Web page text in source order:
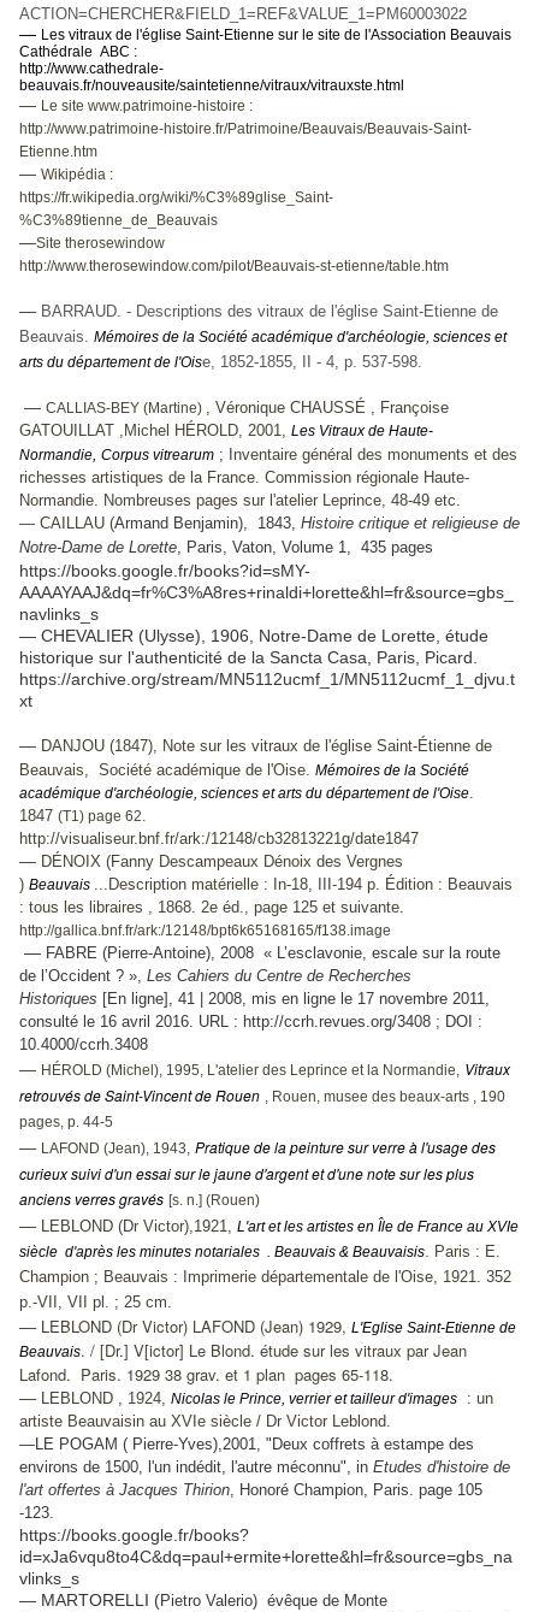
ACTION=CHERCHER&FIELD_1=REF&VALUE_1=PM60003022
— Les vitraux de l'église Saint-Etienne sur le site de l'Association Beauvais
Cathédrale ABC :
http://www.cathedrale-
beauvais.fr/nouveausite/saintetienne/vitraux/vitrauxste.html
— Le site www.patrimoine-histoire :
http://www.patrimoine-histoire.fr/Patrimoine/Beauvais/Beauvais-Saint-
Etienne.htm
— Wikipédia :
https://fr.wikipedia.org/wiki/%C3%89glise_Saint-
%C3%89tienne_de_Beauvais
—Site therosewindow
http://www.therosewindow.com/pilot/Beauvais-st-etienne/table.htm
— BARRAUD. - Descriptions des vitraux de l'église Saint-Etienne de
Beauvais. Mémoires de la Société académique d'archéologie, sciences et
arts du département de l'Oise, 1852-1855, II - 4, p. 537-598.
— CALLIAS-BEY (Martine) , Véronique CHAUSSÉ , Françoise
GATOUILLAT ,Michel HÉROLD, 2001, Les Vitraux de Haute-
Normandie, Corpus vitrearum ; Inventaire général des monuments et des
richesses artistiques de la France. Commission régionale Haute-
Normandie. Nombreuses pages sur l'atelier Leprince, 48-49 etc.
— CAILLAU (Armand Benjamin), 1843, Histoire critique et religieuse de
Notre-Dame de Lorette, Paris, Vaton, Volume 1, 435 pages
https://books.google.fr/books?id=sMY-
AAAAYAAJ&dq=fr%C3%A8res+rinaldi+lorette&hl=fr&source=gbs_
navlinks_s
— CHEVALIER (Ulysse), 1906, Notre-Dame de Lorette, étude
historique sur l'authenticité de la Sancta Casa, Paris, Picard.
https://archive.org/stream/MN5112ucmf_1/MN5112ucmf_1_djvu.t
xt
— DANJOU (1847), Note sur les vitraux de l'église Saint-Étienne de
Beauvais, Société académique de l'Oise. Mémoires de la Société
académique d'archéologie, sciences et arts du département de l'Oise.
1847 (T1) page 62.
http://visualiseur.bnf.fr/ark:/12148/cb32813221g/date1847
— DÉNOIX (Fanny Descampeaux Dénoix des Vergnes
) Beauvais ...Description matérielle : In-18, III-194 p. Édition : Beauvais
: tous les libraires , 1868. 2e éd., page 125 et suivante.
http://gallica.bnf.fr/ark:/12148/bpt6k65168165/f138.image
— FABRE (Pierre-Antoine), 2008 « L’esclavonie, escale sur la route
de l’Occident ? », Les Cahiers du Centre de Recherches
Historiques [En ligne], 41 | 2008, mis en ligne le 17 novembre 2011,
consulté le 16 avril 2016. URL : http://ccrh.revues.org/3408 ; DOI :
10.4000/ccrh.3408
— HÉROLD (Michel), 1995, L'atelier des Leprince et la Normandie, Vitraux
retrouvés de Saint-Vincent de Rouen , Rouen, musee des beaux-arts , 190
pages, p. 44-5
— LAFOND (Jean), 1943, Pratique de la peinture sur verre à l'usage des
curieux suivi d'un essai sur le jaune d'argent et d'une note sur les plus
anciens verres gravés [s. n.] (Rouen)
— LEBLOND (Dr Victor),1921, L'art et les artistes en Île de France au XVIe
siècle d'après les minutes notariales . Beauvais & Beauvaisis. Paris : E.
Champion ; Beauvais : Imprimerie départementale de l'Oise, 1921. 352
p.-VII, VII pl. ; 25 cm.
— LEBLOND (Dr Victor) LAFOND (Jean) 1929, L'Eglise Saint-Etienne de
Beauvais. / [Dr.] V[ictor] Le Blond. étude sur les vitraux par Jean
Lafond. Paris. 1929 38 grav. et 1 plan pages 65-118.
— LEBLOND , 1924, Nicolas le Prince, verrier et tailleur d'images
: un
artiste Beauvaisin au XVIe siècle / Dr Victor Leblond.
—LE POGAM ( Pierre-Yves),2001, "Deux coffrets à estampe des
environs de 1500, l'un indédit, l'autre méconnu", in Etudes d'histoire de
l'art offertes à Jacques Thirion, Honoré Champion, Paris. page 105
-123.
https://books.google.fr/books?
id=xJa6vqu8to4C&dq=paul+ermite+lorette&hl=fr&source=gbs_na
vlinks_s
— MARTORELLI (Pietro Valerio) évêque de Monte